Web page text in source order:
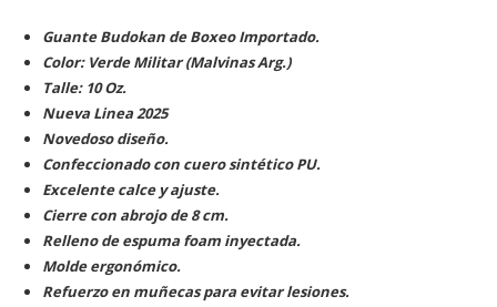
Guante Budokan de Boxeo Importado.
Color: Verde Militar (Malvinas Arg.)
Talle: 10Oz.
Nueva Linea 2025
Novedoso diseño.
Confeccionado con cuero sintético PU.
Excelente calce y ajuste.
Cierre con abrojo de 8 cm.
Relleno de espuma foam inyectada.
Molde ergonómico.
Refuerzo en muñecas para evitar lesiones.